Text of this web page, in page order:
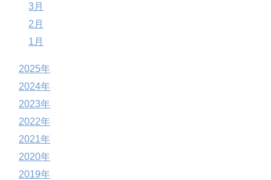
3月
2月
1月
2025年
2024年
2023年
2022年
2021年
2020年
2019年